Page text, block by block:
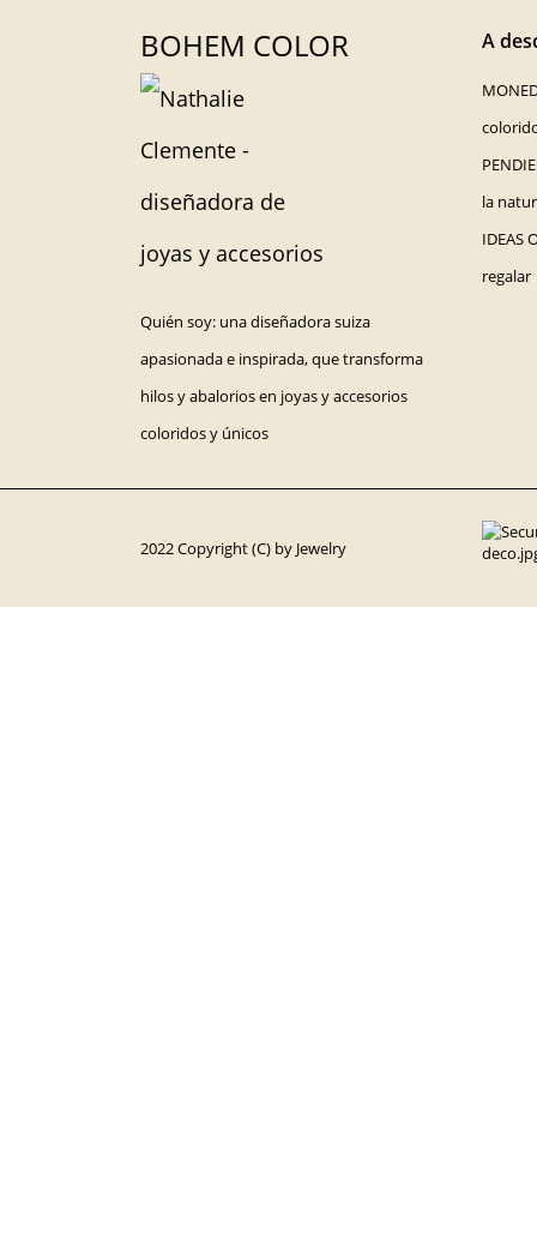
BOHEM COLOR
Quién soy: una diseñadora suiza
apasionada e inspirada, que transforma
hilos y abalorios en joyas y accesorios
coloridos y únicos
A
la
IDEAS
regalar
2022 Copyright (C) by Jewelry